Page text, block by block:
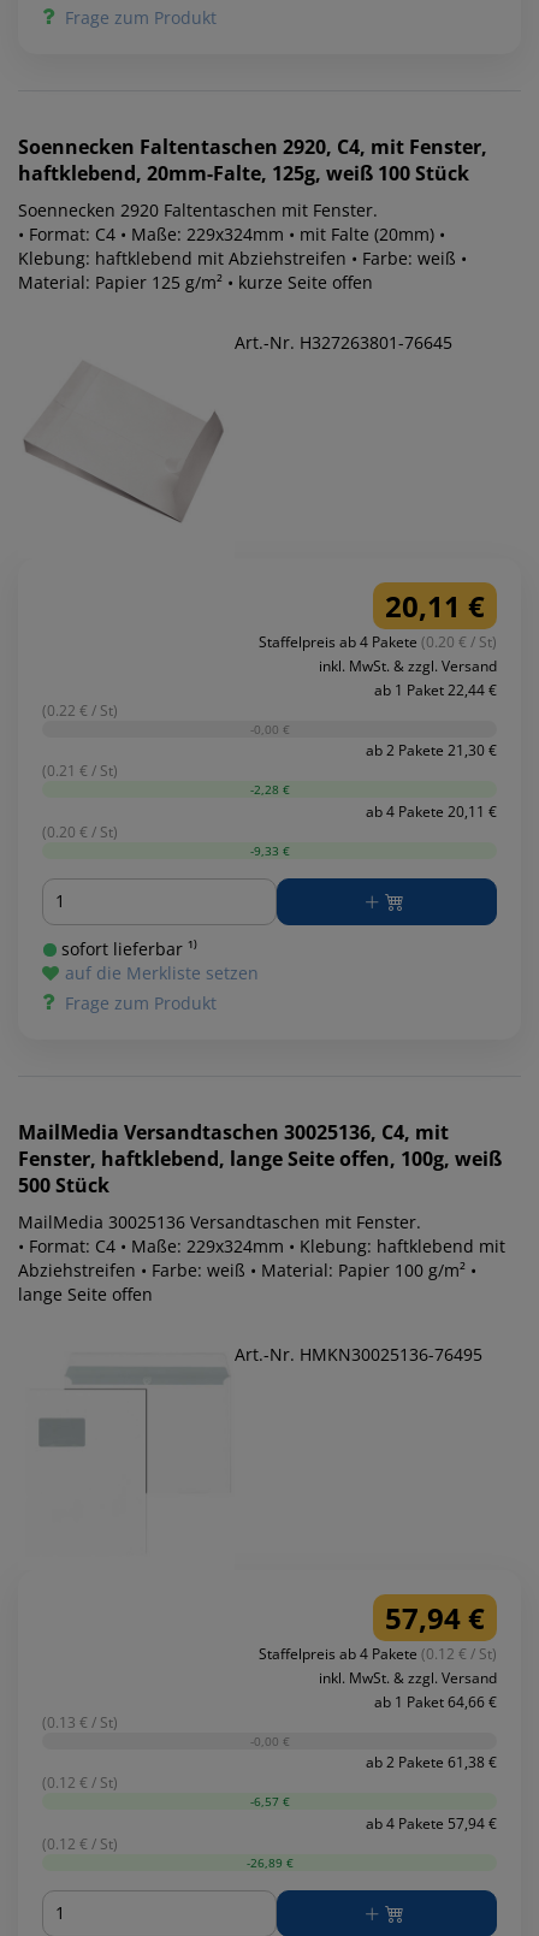
Frage zum Produkt
Soennecken Faltentaschen 2920, C4, mit Fenster,
haftklebend, 20mm-Falte, 125g, weiß 100 Stück
Soennecken 2920 Faltentaschen mit Fenster.
• Format: C4 • Maße: 229x324mm • mit Falte (20mm) •
Klebung: haftklebend mit Abziehstreifen • Farbe: weiß •
Material: Papier 125 g/m² • kurze Seite offen
Art.-Nr. H327263801-76645
20,11 €
Staffelpreis ab 4 Pakete (0.20 € / St)
inkl. MwSt. & zzgl. Versand
ab 1 Paket 22,44 €
(0.22 € / St)
-0,00 €
ab 2 Pakete 21,30 €
(0.21 € / St)
-2,28 €
ab 4 Pakete 20,11 €
(0.20 € / St)
-9,33 €
Menge
sofort lieferbar ¹⁾
auf die Merkliste setzen
Frage zum Produkt
MailMedia Versandtaschen 30025136, C4, mit
Fenster, haftklebend, lange Seite offen, 100g, weiß
500 Stück
MailMedia 30025136 Versandtaschen mit Fenster.
• Format: C4 • Maße: 229x324mm • Klebung: haftklebend mit
Abziehstreifen • Farbe: weiß • Material: Papier 100 g/m² •
lange Seite offen
Art.-Nr. HMKN30025136-76495
57,94 €
Staffelpreis ab 4 Pakete (0.12 € / St)
inkl. MwSt. & zzgl. Versand
ab 1 Paket 64,66 €
(0.13 € / St)
-0,00 €
ab 2 Pakete 61,38 €
(0.12 € / St)
-6,57 €
ab 4 Pakete 57,94 €
(0.12 € / St)
-26,89 €
Menge